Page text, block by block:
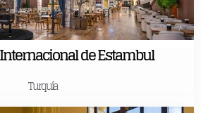
de Estambul
Turquía